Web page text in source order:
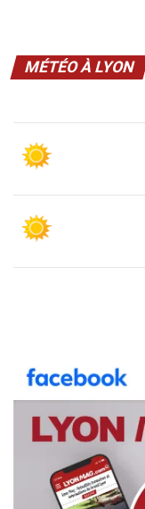
MÉTÉO À LYON